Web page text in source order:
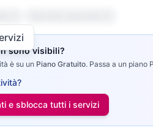
sono visibili?
è su un Piano Gratuito. Passa a un piano
e sblocca tutti i servizi